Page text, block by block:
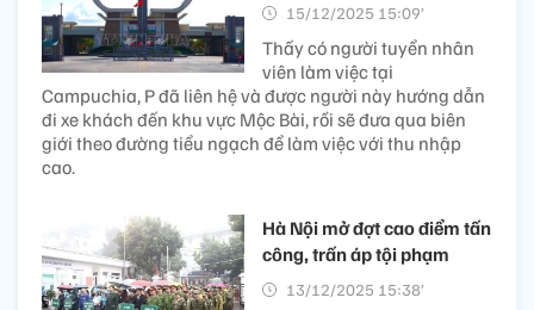
15/12/2025 15:09’
Thấy có người tuyển nhân
viên làm việc tại
Campuchia, P đã liên hệ và được người này hướng dẫn
đi xe khách đến khu vực Mộc Bài, rồi sẽ đưa qua biên
giới theo đường tiểu ngạch để làm việc với thu nhập
cao.
Hà Nội mở đợt cao điểm tấn
công, trấn áp tội phạm
13/12/2025 15:38’